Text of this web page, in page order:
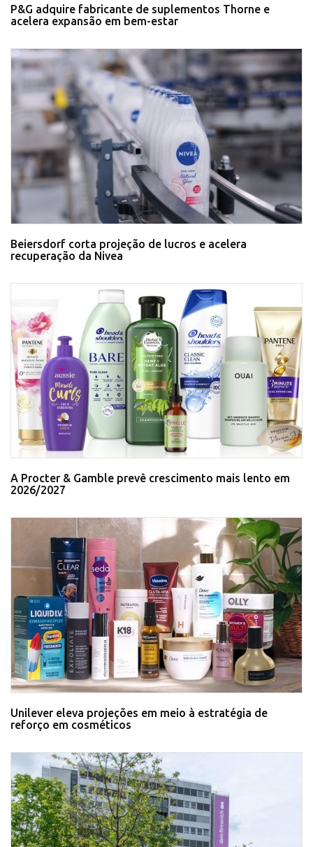
P&G adquire fabricante de suplementos Thorne e
acelera expansão em bem-estar
Beiersdorf corta projeção de lucros e acelera
recuperação da Nivea
A Procter & Gamble prevê crescimento mais lento em
2026/2027
Unilever eleva projeções em meio à estratégia de
reforço em cosméticos